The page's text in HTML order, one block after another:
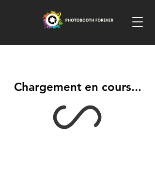
Chargement en cours...